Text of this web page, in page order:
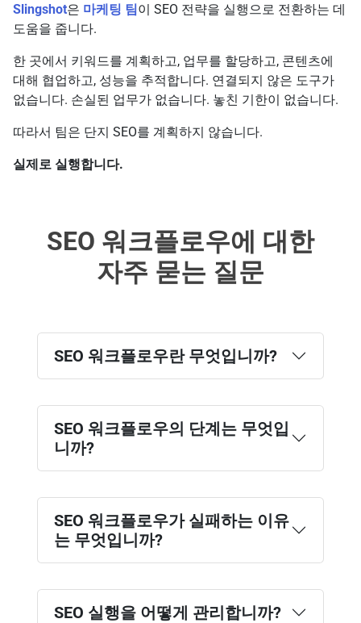
Slingshot은 마케팅 팀이 SEO 전략을 실행으로 전환하는 데
도움을 줍니다.
한 곳에서 키워드를 계획하고, 업무를 할당하고, 콘텐츠에
대해 협업하고, 성능을 추적합니다. 연결되지 않은 도구가
없습니다. 손실된 업무가 없습니다. 놓친 기한이 없습니다.
따라서 팀은 단지 SEO를 계획하지 않습니다.
실제로 실행합니다.
SEO 워크플로우에 대한
자주 묻는 질문
SEO 워크플로우란 무엇입니까?
SEO 워크플로우의 단계는 무엇입
니까?
SEO 워크플로우가 실패하는 이유
는 무엇입니까?
SEO 실행을 어떻게 관리합니까?